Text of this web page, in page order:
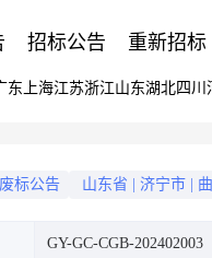
招标公告 重新招标
东 上海江苏浙江山东湖北四川
标公告 山东省 济宁市
GY-GC-CGB-202402003